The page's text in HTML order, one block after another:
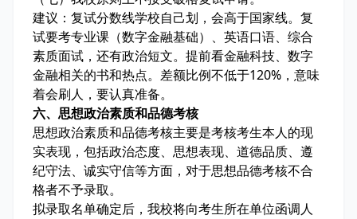
建议：复试分数线学校自己划，会高于国家线。复
试要考专业课（数字金融基础）、英语口语、综合
素质面试，还有政治短文。提前看金融科技、数字
金融相关的书和热点。差额比例不低于120%，意味
着会刷人，要认真准备。
六、思想政治素质和品德考核
思想政治素质和品德考核主要是考核考生本人的现
实表现，包括政治态度、思想表现、道德品质、遵
纪守法、诚实守信等方面，对于思想品德考核不合
格者不予录取。
拟录取名单确定后，我校将向考生所在单位函调人